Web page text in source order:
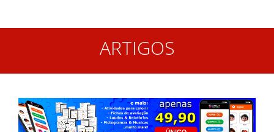
ARTIGOS